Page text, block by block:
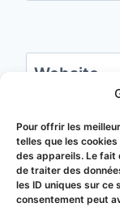
Pour offrir les
telles que les
des appareils. Le fait
de traiter des
les ID uniques sur ce
consentement peut
Website
Save my
browser